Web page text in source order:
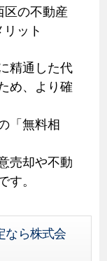
の不動産
ット
精通した代
め、より確
「無料相
売却や不動
。
なら株式会